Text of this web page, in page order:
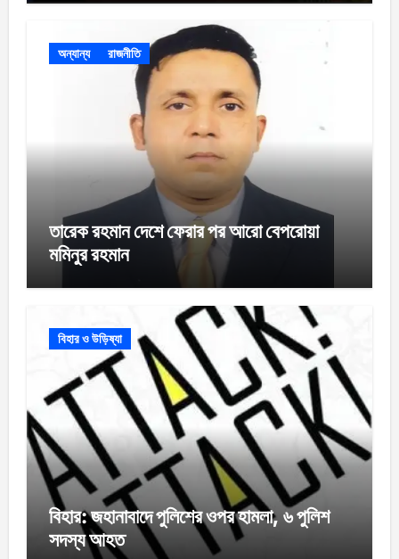
অন্যান্য রাজনীতি
তারেক রহমান দেশে ফেরার পর আরো বেপরোয়া
মমিনুর রহমান
বিহার ও উড়িষ্যা
বিহার: জহানাবাদে পুলিশের ওপর হামলা, ৬ পুলিশ
সদস্য আহত